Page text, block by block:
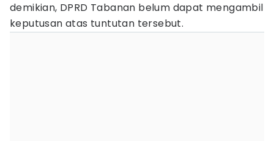
demikian, DPRD Tabanan belum dapat mengambil
keputusan atas tuntutan tersebut.